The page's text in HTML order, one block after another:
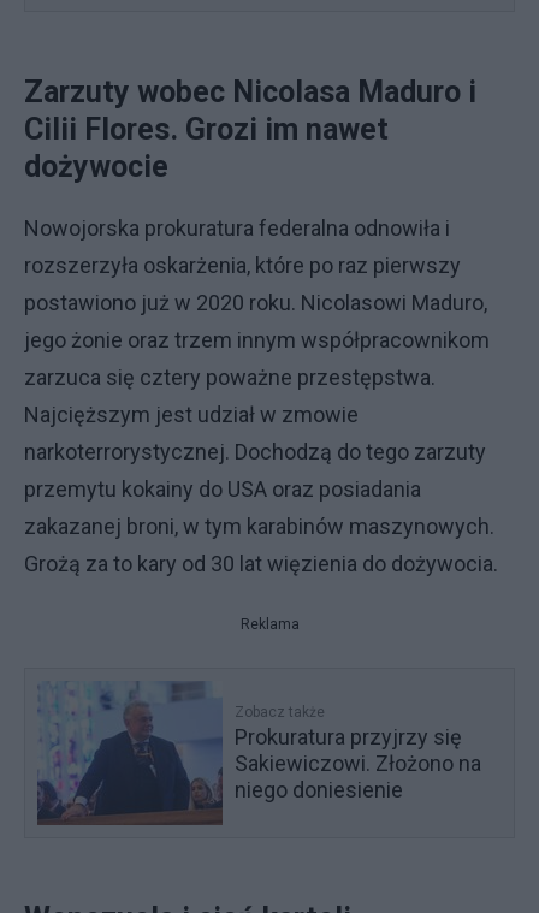
Zarzuty wobec Nicolasa Maduro i
Cilii Flores. Grozi im nawet
dożywocie
Nowojorska prokuratura federalna odnowiła i
rozszerzyła oskarżenia, które po raz pierwszy
postawiono już w 2020 roku. Nicolasowi Maduro,
jego żonie oraz trzem innym współpracownikom
zarzuca się cztery poważne przestępstwa.
Najcięższym jest udział w zmowie
narkoterrorystycznej. Dochodzą do tego zarzuty
przemytu kokainy do USA oraz posiadania
zakazanej broni, w tym karabinów maszynowych.
Grożą za to kary od 30 lat więzienia do dożywocia.
Reklama
Zobacz także
Prokuratura przyjrzy się
Sakiewiczowi. Złożono na
niego doniesienie